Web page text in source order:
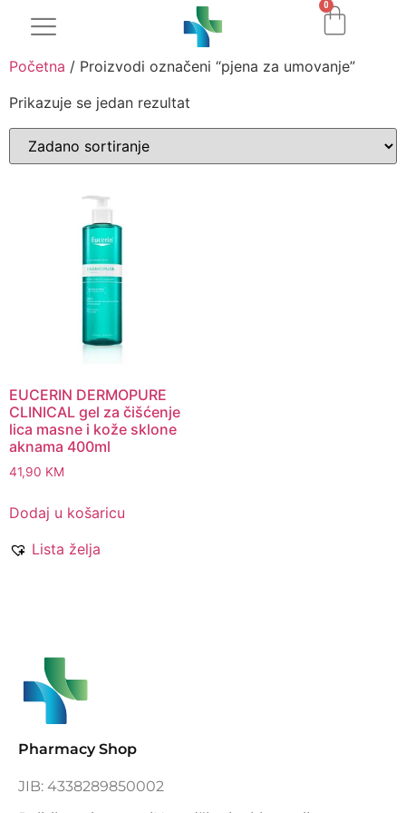
0
Početna / Proizvodi označeni “pjena za umovanje”
Prikazuje se jedan rezultat
EUCERIN DERMOPURE
CLINICAL gel za čišćenje
lica masne i kože sklone
aknama 400ml
41,90 KM
Dodaj u košaricu
Lista želja
Pharmacy Shop
JIB: 4338289850002